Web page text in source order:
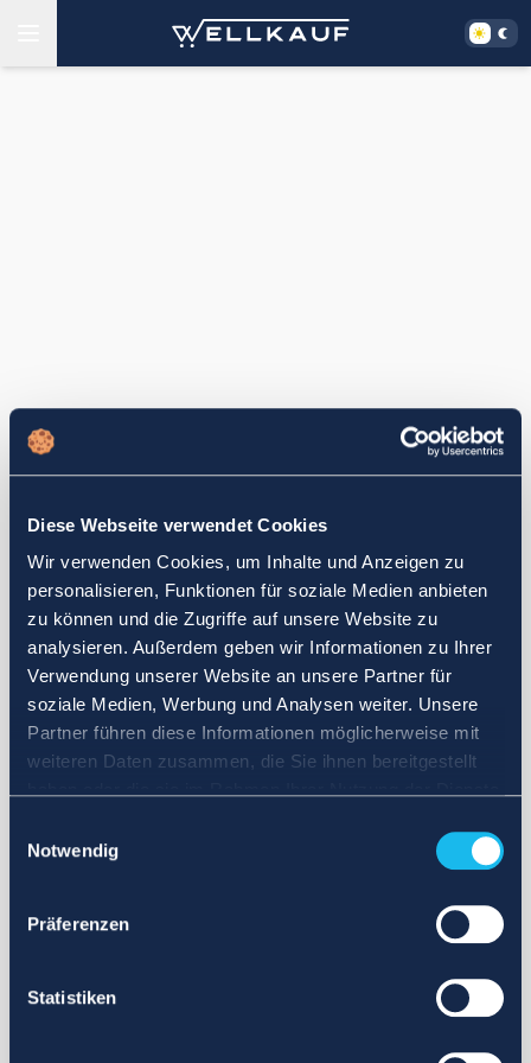
Diese Webseite verwendet Cookies
Wir verwenden Cookies, um Inhalte und Anzeigen zu
personalisieren, Funktionen für soziale Medien anbieten
zu können und die Zugriffe auf unsere Website zu
analysieren. Außerdem geben wir Informationen zu Ihrer
Verwendung unserer Website an unsere Partner für
soziale Medien, Werbung und Analysen weiter. Unsere
Partner führen diese Informationen möglicherweise mit
weiteren Daten zusammen, die Sie ihnen bereitgestellt
Notwendig
Präferenzen
Statistiken